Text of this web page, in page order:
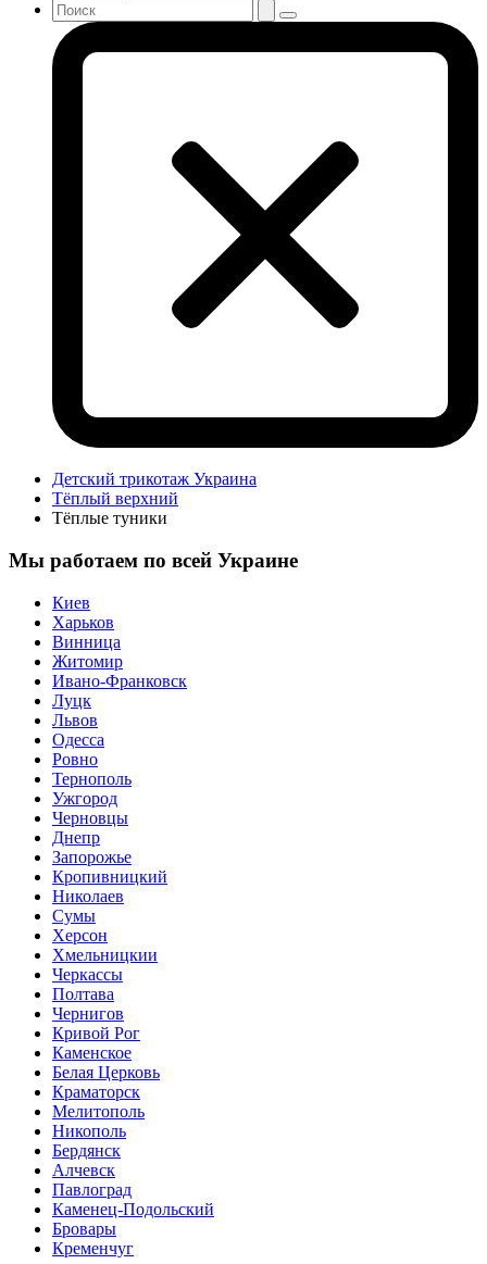
Детский трикотаж Украина
Тёплый верхний
Тёплые туники
Мы работаем по всей Украине
Киев
Харьков
Винница
Житомир
Ивано-Франковск
Луцк
Львов
Одесса
Ровно
Тернополь
Ужгород
Черновцы
Днепр
Запорожье
Кропивницкий
Николаев
Сумы
Херсон
Хмельницкии
Черкассы
Полтава
Чернигов
Кривой Рог
Каменское
Белая Церковь
Краматорск
Мелитополь
Никополь
Бердянск
Алчевск
Павлоград
Каменец-Подольский
Бровары
Кременчуг